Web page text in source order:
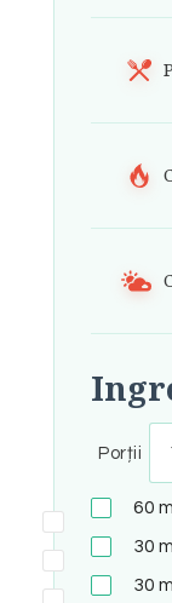
Porții
60 ml
30 ml
30 ml